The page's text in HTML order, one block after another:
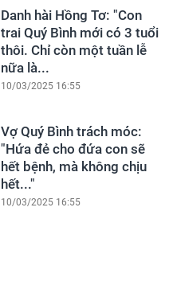
Danh hài Hồng Tơ: "Con
trai Quý Bình mới có 3 tuổi
thôi. Chỉ còn một tuần lễ
nữa là...
10/03/2025 16:55
Vợ Quý Bình trách móc:
"Hứa đẻ cho đứa con sẽ
hết bệnh, mà không chịu
hết..."
10/03/2025 16:55